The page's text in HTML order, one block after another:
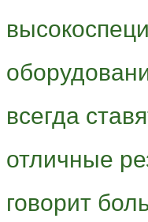
всегда
отличные
говорит